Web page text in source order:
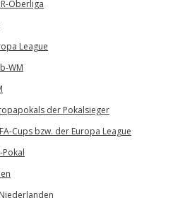
Oberliga
League
WM
der Pokalsieger
Cups bzw. der Europa League